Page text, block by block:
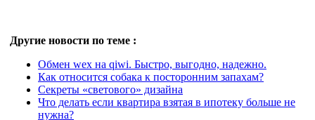
Другие новости по теме :
Обмен wex на qiwi. Быстро, выгодно, надежно.
Как относится собака к посторонним запахам?
Секреты «светового» дизайна
Что делать если квартира взятая в ипотеку больше не
нужна?